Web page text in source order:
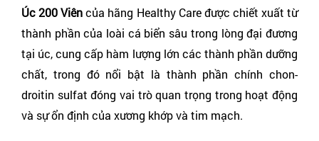
Úc 200 Viêncủa hãng Healthy Care được chiết xuất từ
thành phần của loài cá biển sâu trong lòng đại đương
tại úc, cung cấp hàm lượng lớn các thành phần dưỡng
chất, trong đó nổi bật là thành phần chính chon-
droitin sulfat đóng vai trò quan trọng trong hoạt động
và sự ổn định của xương khớp và tim mạch.